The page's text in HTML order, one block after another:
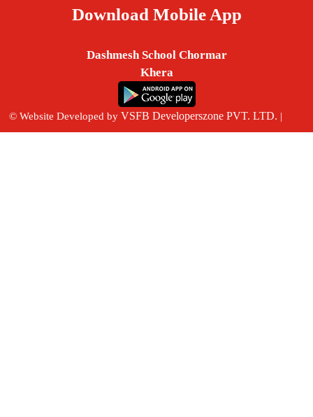
Download Mobile App
Dashmesh School Chormar
Khera
© Website Developed by VSFB Developerszone PVT. LTD. |